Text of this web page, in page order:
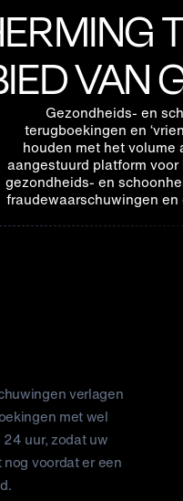
VAN
Gezondheids- en
terugboekingen en
houden met het volume
aangestuurd platform
gezondheids- en
fraudewaarschuwingen
verlagen
met wel
uur, zodat uw
voordat er een